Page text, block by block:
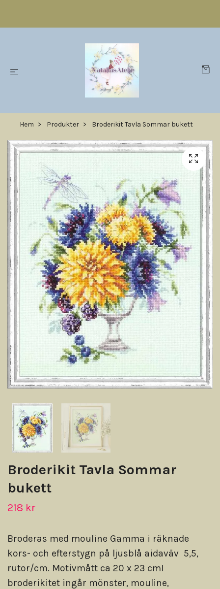
Hem Produkter Broderikit Tavla Sommar bukett
Broderikit Tavla Sommar
bukett
218 kr
Broderas med mouline Gamma i räknade
kors- och efterstygn på ljusblå aidaväv 5,5,
rutor/cm. Motivmått ca 20 x 23 cmI
broderikitet ingår mönster, mouline,